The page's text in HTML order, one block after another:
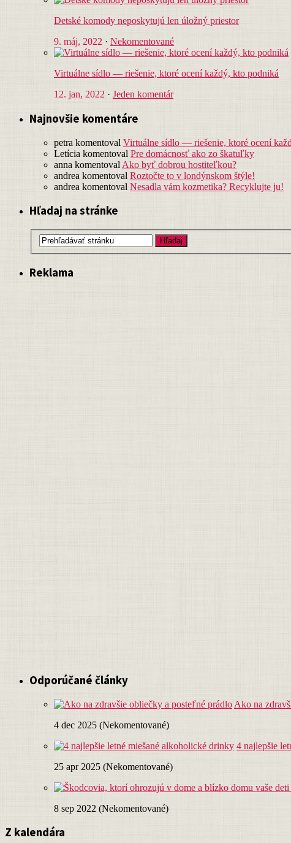
Detské komody neposkytujú len úložný priestor
9. máj, 2022 · Nekomentované
Virtuálne sídlo — riešenie, ktoré ocení každý, kto podniká
12. jan, 2022 · Jeden komentár
Najnovšie komentáre
petra komentoval Virtuálne sídlo — riešenie, ktoré ocení
Letícia komentoval Pre domácnosť ako zo škatuľky
anna komentoval Ako byť dobrou hostiteľkou?
andrea komentoval Roztočte to v londýnskom štýle!
andrea komentoval Nesadla vám kozmetika? Recyklujte ju!
Hľadaj na stránke
Reklama
Odporúčané články
Ako na
4 dec 2025 (Nekomentované)
4 najlepšie
25 apr 2025 (Nekomentované)
8 sep 2022 (Nekomentované)
Z kalendára